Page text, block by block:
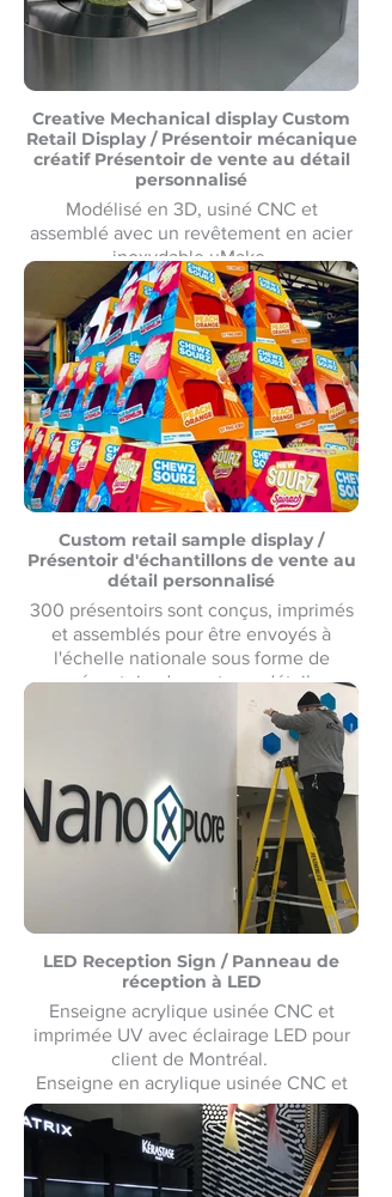
Creative Mechanical display Custom
Retail Display / Présentoir mécanique
créatif Présentoir de vente au détail
personnalisé
Modélisé en 3D, usiné CNC et
assemblé avec un revêtement en acier
inoxydable uMake
Modélisé en 3D, usiné CNC et
assemblé avec revêtement en acier
inoxydable uMake MontréalMontreal
Custom retail sample display /
Présentoir d'échantillons de vente au
détail personnalisé
300 présentoirs sont conçus, imprimés
et assemblés pour être envoyés à
l'échelle nationale sous forme de
présentoirs de vente au détail.
300 présentoirs conçus, imprimés et
assemblés pour être expédiés à
l'échelle nationale comme présentoirs
de vente au détail.
LED Reception Sign / Panneau de
réception à LED
Enseigne acrylique usinée CNC et
imprimée UV avec éclairage LED pour
client de Montréal.
Enseigne en acrylique usinée CNC et
imprimée UV avec éclairage LED pour
un client de Montréal. Fabrication et
installation sur mesure. Fabrication et
installation sur mesure.